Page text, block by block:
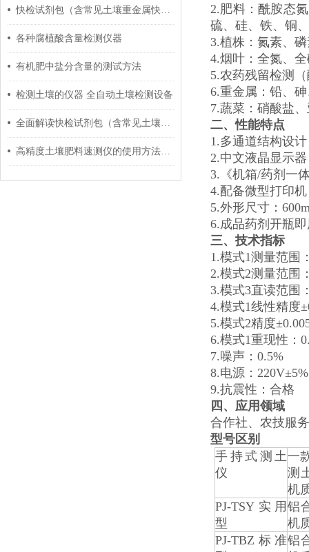
快检试剂包（含常见土壤重金属快检）如何检测水质六价铬？
各种腐植酸含量检测仪器
有机肥中盐分含量的测试方法
检测土壤的仪器 全自动土壤检测设备
全面解读快检试剂包（含常见土壤重金属快检）是什么？
高精度土壤肥料速测仪的使用方法及特点
2.肥料：酰胺态
硫、硅、铁、铜
3.植株：氮素、
4.烟叶：全氮、
5.农药残留检测
6.重金属：铅、
7.蔬菜：硝酸盐
二、性能特点
1.多通道结构设
2.中文液晶显示
3.《机箱/药剂一
4.配备微型打印
5.外形尺寸：
6.成品药剂开瓶
三、 技术指标
1.模式1测量范围
2.模式2测量范围
3.模式3直读范围
4.模式1线性精度
5.模式2精度
6.模式1重现性：
7.噪声：0.5%
8.电源：220V±5%
9.抗震性：合格
四 、应用领域
合作社、农技服
型号区别
手持式测土
仪
一
测
机
PJ-TSY实用
型
铝
机
PJ-TBZ标准铝